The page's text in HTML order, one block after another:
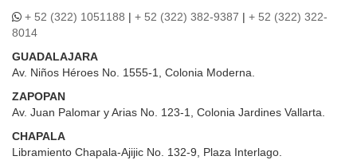
+ 52 (322) 1051188 | + 52 (322) 382-9387 | + 52 (322) 322-
8014
GUADALAJARA
Av. Niños Héroes No. 1555-1, Colonia Moderna.
ZAPOPAN
Av. Juan Palomar y Arias No. 123-1, Colonia Jardines Vallarta.
CHAPALA
Libramiento Chapala-Ajijic No. 132-9, Plaza Interlago.